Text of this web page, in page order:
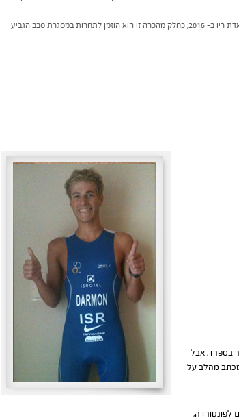
רון זכה שנה נוספת בהכרה מטעם האיגוד העולמי כספורטאי בעל פוטנציאל גבוה לקראת אולימפיאדת ריו ב- 2016, כחלק מהכרה זו הוא הוזמן לתחרות במסגרת סבב הגביע
בספרד, אבל
מכתב מהלב על
לפונטורדה,